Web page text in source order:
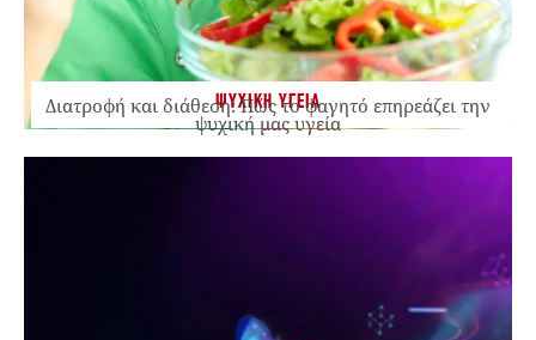
ΨΥΧΙΚΗ ΥΓΕΙΑ
Διατροφή και διάθεση: Πώς το φαγητό επηρεάζει την
ψυχική μας υγεία